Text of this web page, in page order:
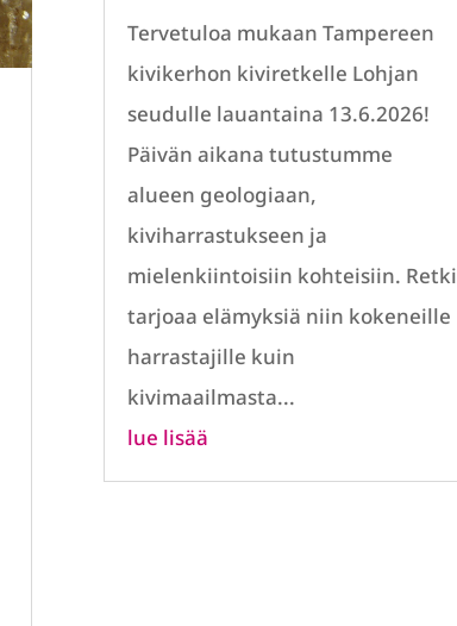
Tervetuloa mukaan Tampereen
kivikerhon kiviretkelle Lohjan
seudulle lauantaina 13.6.2026!
Päivän aikana tutustumme
alueen geologiaan,
kiviharrastukseen ja
mielenkiintoisiin kohteisiin. Retki
tarjoaa elämyksiä niin kokeneille
harrastajille kuin
kivimaailmasta...
lue lisää